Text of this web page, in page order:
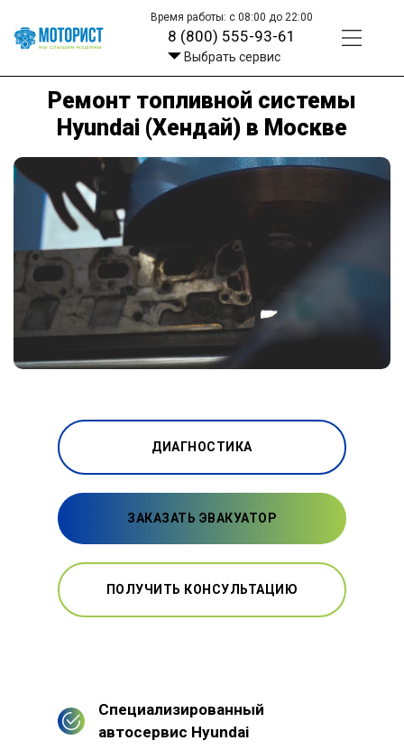
Время работы: с 08:00 до 22:00
8 (800) 555-93-61
Выбрать сервис
Ремонт топливной системы
Hyundai (Хендай) в Москве
ДИАГНОСТИКА
ЗАКАЗАТЬ ЭВАКУАТОР
ПОЛУЧИТЬ КОНСУЛЬТАЦИЮ
Специализированный
автосервис Hyundai